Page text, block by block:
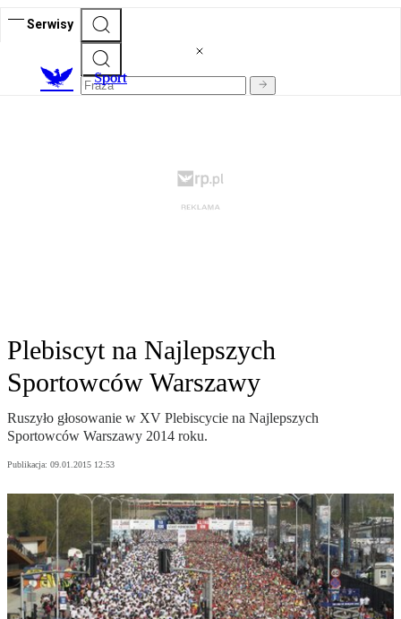
Serwisy
Sport
Plebiscyt na Najlepszych
Sportowców Warszawy
Ruszyło głosowanie w XV Plebiscycie na Najlepszych
Sportowców Warszawy 2014 roku.
Publikacja: 09.01.2015 12:53